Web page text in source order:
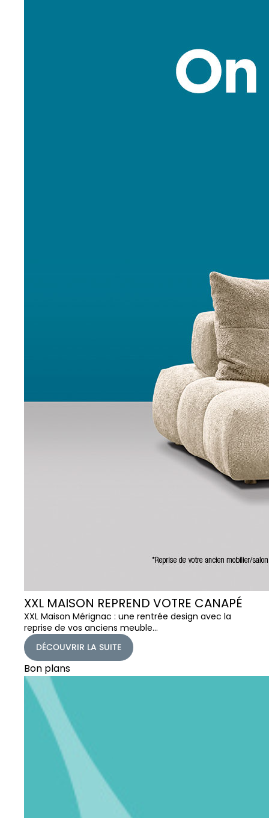
XXL MAISON REPREND VOTRE CANAPÉ
XXL Maison Mérignac : une rentrée design avec la
reprise de vos anciens meuble…
DÉCOUVRIR LA SUITE
Bon plans